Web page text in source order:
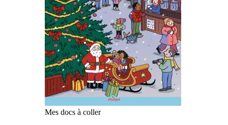
Mes docs à coller